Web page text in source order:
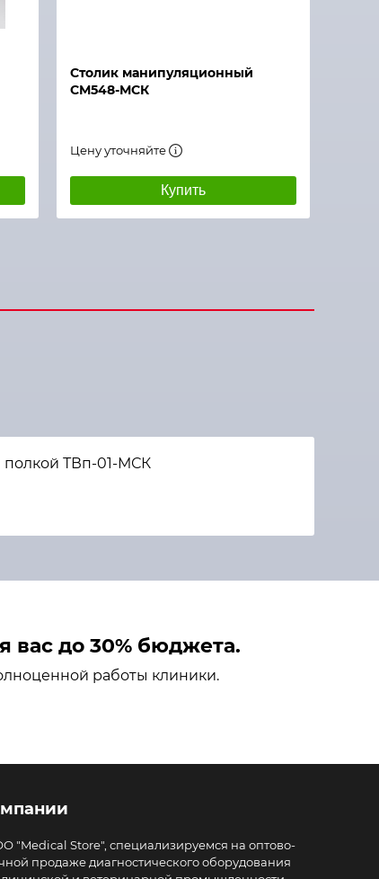
Столик манипуляционный
СМ548-МСК
Цену уточняйте
Купить
полкой ТВп-01-МСК
вас до 30% бюджета.
работы клиники.
"Medical Store", специализируемся на оптово-
продаже диагностического оборудования